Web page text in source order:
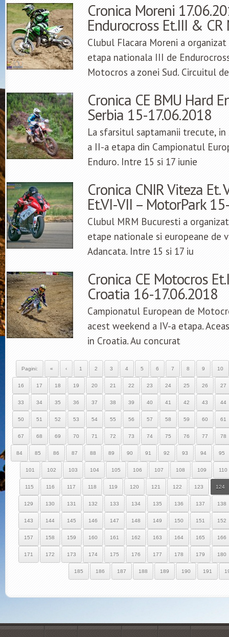
Cronica Moreni
Endurocross Et.III & CR
Clubul Flacara Moreni a
etapa nationala III de
Motocros a zonei Sud. Circuitul de
Cronica CE BMU Hard
Serbia 15-17.06.2018
La sfarsitul saptamanii trecute,
a II-a etapa din Campionatul
Enduro. Intre 15 si 17 iunie
Cronica CNIR Viteza Et.
Et.VI-VII – MotorPark
Clubul MRM Bucuresti a
etape nationale si europeane de
Adancata. Intre 15 si 17 iu
Cronica CE Motocros
Croatia 16-17.06.2018
Campionatul European de
acest weekend a IV-a etapa.
in Croatia. Au concurat
Pagini: « ‹ 1 2 3 4 5 6 7 8 9 10
16 17 18 19 20 21 22 23 24 25 26 27
33 34 35 36 37 38 39 40 41 42 43 44
50 51 52 53 54 55 56 57 58 59 60 61
67 68 69 70 71 72 73 74 75 76 77 78
84 85 86 87 88 89 90 91 92 93 94 95
101 102 103 104 105 106 107 108 109 110
115 116 117 118 119 120 121 122 123 124
129 130 131 132 133 134 135 136 137 138
143 144 145 146 147 148 149 150 151 152
157 158 159 160 161 162 163 164 165 166
171 172 173 174 175 176 177 178 179 180
185 186 187 188 189 190 191